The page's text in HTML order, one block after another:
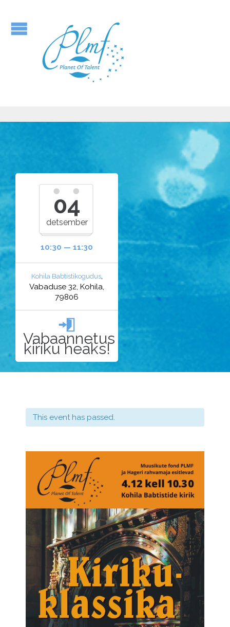
04
detsember
10:30 — 11:30
Kohila Babtistikogudus,
Vabaduse 32, Kohila,
79806

Vabaannetus
kiriku heaks!
This event has passed.